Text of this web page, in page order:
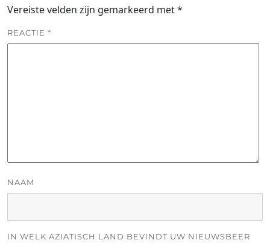
Vereiste velden zijn gemarkeerd met*
REACTIE *
NAAM
IN WELK AZIATISCH LAND BEVINDT UW NIEUWSBEER